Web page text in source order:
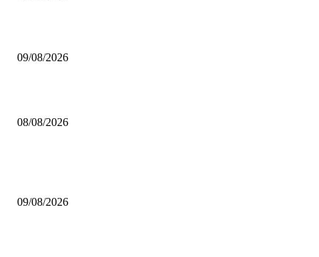
09/08/2026
08/08/2026
09/08/2026